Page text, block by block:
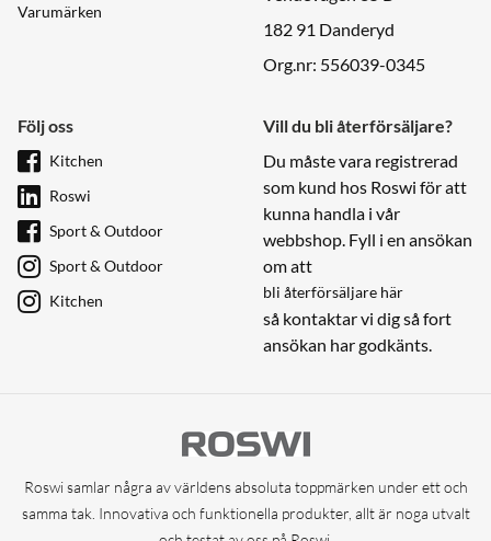
Varumärken
182 91 Danderyd
Org.nr: 556039-0345
Följ oss
Kitchen
Roswi
Sport & Outdoor
Sport & Outdoor
Kitchen
Vill du bli återförsäljare?
Du måste vara registrerad
som kund hos Roswi för att
kunna handla i vår
webbshop. Fyll i en ansökan
om att
bli återförsäljare här
så kontaktar vi dig så fort
ansökan har godkänts.
Roswi samlar några av världens absoluta toppmärken under ett och
samma tak. Innovativa och funktionella produkter, allt är noga utvalt